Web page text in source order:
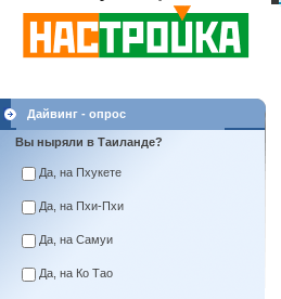
Дайвинг - опрос
Вы ныряли в Таиланде?
Да, на Пхукете
Да, на Пхи-Пхи
Да, на Самуи
Да, на Ко Тао